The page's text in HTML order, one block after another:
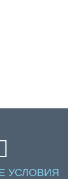
УСЛОВИЯ